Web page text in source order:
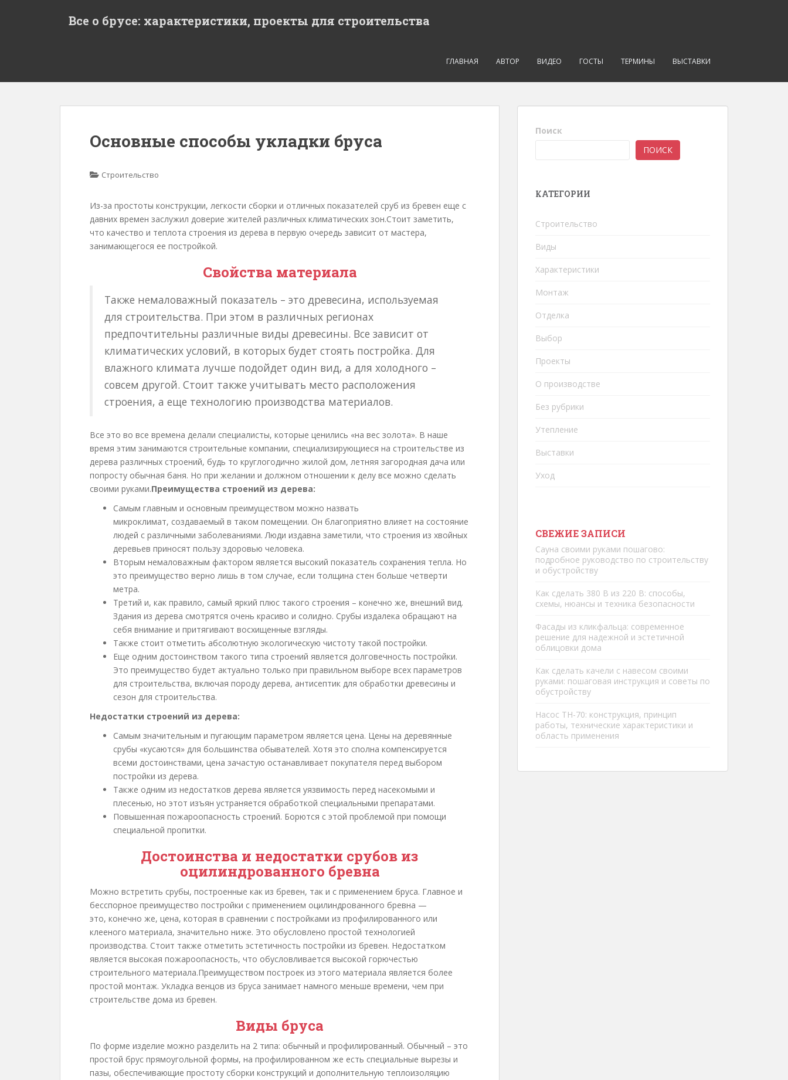
Все о брусе: характеристики, проекты для строительства
ГЛАВНАЯ АВТОР ВИДЕО ГОСТЫ ТЕРМИНЫ ВЫСТАВКИ
Основные способы укладки бруса
Строительство
Из-за простоты конструкции, легкости сборки и отличных показателей сруб из бревен еще с
давних времен заслужил доверие жителей различных климатических зон.Стоит заметить,
что качество и теплота строения из дерева в первую очередь зависит от мастера,
занимающегося ее постройкой.
Свойства материала
Также немаловажный показатель – это древесина, используемая
для строительства. При этом в различных регионах
предпочтительны различные виды древесины. Все зависит от
климатических условий, в которых будет стоять постройка. Для
влажного климата лучше подойдет один вид, а для холодного –
совсем другой. Стоит также учитывать место расположения
строения, а еще технологию производства материалов.
Все это во все времена делали специалисты, которые ценились «на вес золота». В наше
время этим занимаются строительные компании, специализирующиеся на строительстве из
дерева различных строений, будь то круглогодично жилой дом, летняя загородная дача или
попросту обычная баня. Но при желании и должном отношении к делу все можно сделать
своими руками.Преимущества строений из дерева:
Самым главным и основным преимуществом можно назвать
микроклимат, создаваемый в таком помещении. Он благоприятно влияет на состояние
людей с различными заболеваниями. Люди издавна заметили, что строения из хвойных
деревьев приносят пользу здоровью человека.
Вторым немаловажным фактором является высокий показатель сохранения тепла. Но
это преимущество верно лишь в том случае, если толщина стен больше четверти
метра.
Третий и, как правило, самый яркий плюс такого строения – конечно же, внешний вид.
Здания из дерева смотрятся очень красиво и солидно. Срубы издалека обращают на
себя внимание и притягивают восхищенные взгляды.
Также стоит отметить абсолютную экологическую чистоту такой постройки.
Еще одним достоинством такого типа строений является долговечность постройки.
Это преимущество будет актуально только при правильном выборе всех параметров
для строительства, включая породу дерева, антисептик для обработки древесины и
сезон для строительства.
Недостатки строений из дерева:
Самым значительным и пугающим параметром является цена. Цены на деревянные
срубы «кусаются» для большинства обывателей. Хотя это сполна компенсируется
всеми достоинствами, цена зачастую останавливает покупателя перед выбором
постройки из дерева.
Также одним из недостатков дерева является уязвимость перед насекомыми и
плесенью, но этот изъян устраняется обработкой специальными препаратами.
Повышенная пожароопасность строений. Борются с этой проблемой при помощи
специальной пропитки.
Достоинства и недостатки срубов из
оцилиндрованного бревна
Можно встретить срубы, построенные как из бревен, так и с применением бруса. Главное и
бесспорное преимущество постройки с применением оцилиндрованного бревна —
это, конечно же, цена, которая в сравнении с постройками из профилированного или
клееного материала, значительно ниже. Это обусловлено простой технологией
производства. Стоит также отметить эстетичность постройки из бревен. Недостатком
является высокая пожароопасность, что обусловливается высокой горючестью
строительного материала.Преимуществом построек из этого материала является более
простой монтаж. Укладка венцов из бруса занимает намного меньше времени, чем при
строительстве дома из бревен.
Виды бруса
По форме изделие можно разделить на 2 типа: обычный и профилированный. Обычный – это
простой брус прямоугольной формы, на профилированном же есть специальные вырезы и
пазы, обеспечивающие простоту сборки конструкций и дополнительную теплоизоляцию
Поиск
ПОИСК
КАТЕГОРИИ
Строительство
Виды
Характеристики
Монтаж
Отделка
Выбор
Проекты
О производстве
Без рубрики
Утепление
Выставки
Уход
СВЕЖИЕ ЗАПИСИ
Сауна своими руками пошагово:
подробное руководство по строительству
и обустройству
Как сделать 380 В из 220 В: способы,
схемы, нюансы и техника безопасности
Фасады из кликфальца: современное
решение для надежной и эстетичной
облицовки дома
Как сделать качели с навесом своими
руками: пошаговая инструкция и советы по
обустройству
Насос ТН-70: конструкция, принцип
работы, технические характеристики и
область применения